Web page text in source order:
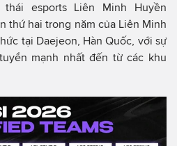
esports Liên Minh Huyền
thứ hai trong năm của Liên Minh
tại Daejeon, Hàn Quốc, với sự
mạnh nhất đến từ các khu